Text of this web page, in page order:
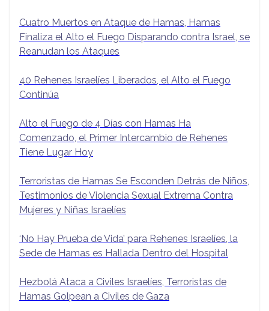
Cuatro Muertos en Ataque de Hamas, Hamas
Finaliza el Alto el Fuego Disparando contra Israel, se
Reanudan los Ataques
40 Rehenes Israelíes Liberados, el Alto el Fuego
Continúa
Alto el Fuego de 4 Días con Hamas Ha
Comenzado, el Primer Intercambio de Rehenes
Tiene Lugar Hoy
Terroristas de Hamas Se Esconden Detrás de Niños,
Testimonios de Violencia Sexual Extrema Contra
Mujeres y Niñas Israelíes
‘No Hay Prueba de Vida’ para Rehenes Israelíes, la
Sede de Hamas es Hallada Dentro del Hospital
Hezbolá Ataca a Civiles Israelíes, Terroristas de
Hamas Golpean a Civiles de Gaza